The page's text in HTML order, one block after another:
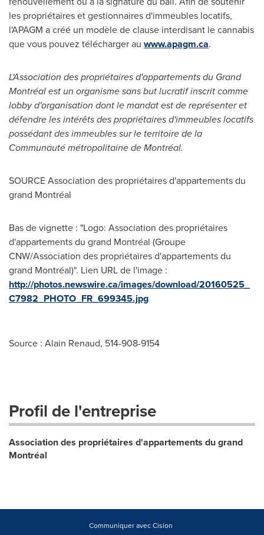
les propriétaires et gestionnaires d'immeubles locatifs,
l'APAGM a créé un modèle de clause interdisant le cannabis
que vous pouvez télécharger au www.apagm.ca.
L'Association des propriétaires d'appartements du Grand
Montréal est un organisme sans but lucratif inscrit comme
lobby d'organisation dont le mandat est de représenter et
défendre les intérêts des propriétaires d'immeubles locatifs
possédant des immeubles sur le territoire de la
Communauté métropolitaine de Montréal.
SOURCE Association des propriétaires d'appartements du
grand Montréal
Bas de vignette : "Logo: Association des propriétaires
d'appartements du grand Montréal (Groupe
CNW/Association des propriétaires d'appartements du
grand Montréal)". Lien URL de l'image :
http://photos.newswire.ca/images/download/20160525_
C7982_PHOTO_FR_699345.jpg
Source : Alain Renaud, 514-908-9154
Profil de l'entreprise
Association des propriétaires d'appartements du grand
Montréal
Communiquer avec Cision